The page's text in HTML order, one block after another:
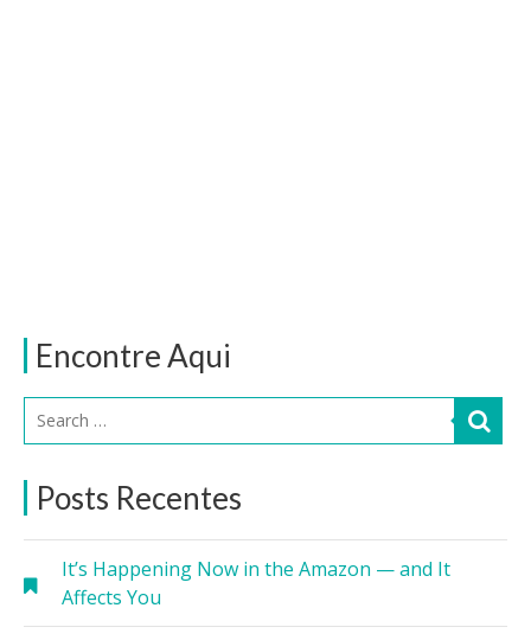
Encontre Aqui
Posts Recentes
It’s Happening Now in the Amazon — and It
Affects You